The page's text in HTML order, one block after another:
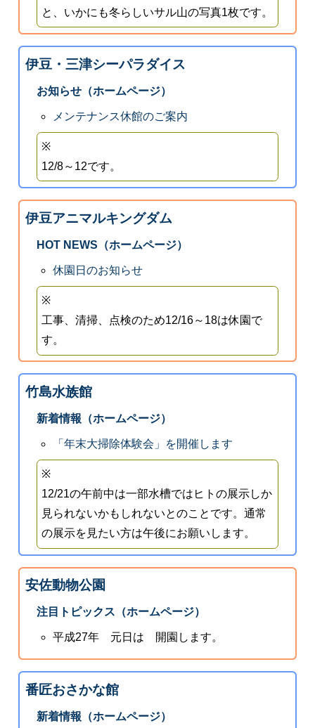
と、いかにも冬らしいサル山の写真1枚です。
伊豆・三津シーパラダイス
お知らせ（ホームページ）
メンテナンス休館のご案内
※
12/8～12です。
伊豆アニマルキングダム
HOT NEWS（ホームページ）
休園日のお知らせ
※
工事、清掃、点検のため12/16～18は休園で
す。
竹島水族館
新着情報（ホームページ）
「年末大掃除体験会」を開催します
※
12/21の午前中は一部水槽ではヒトの展示しか
見られないかもしれないとのことです。通常
の展示を見たい方は午後にお願いします。
安佐動物公園
注目トピックス（ホームページ）
平成27年 元日は 開園します。
番匠おさかな館
新着情報（ホームページ）